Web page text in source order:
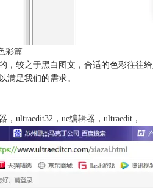
彩篇
，较之于黑白图文，合适的色彩往往
满足我们的需求。
， ultraedit32 ， ue编辑器 ， ultraedit ，